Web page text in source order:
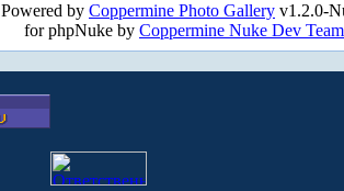
Powered by Coppermine Photo Gallery v1.2.0-
for phpNuke by Coppermine Nuke Dev Team